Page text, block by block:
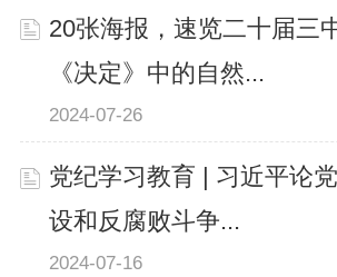
20张海报，速览二十届三
《决定》中的自然...
2024-07-26
党纪学习教育 | 习近平论
设和反腐败斗争...
2024-07-16